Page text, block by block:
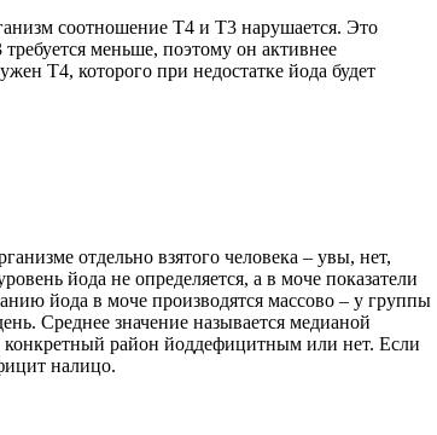
соотношение Т4 и Т3 нарушается. Это
меньше, поэтому он активнее
Т4, которого при недостатке йода будет
отдельно взятого человека – увы, нет,
йода не определяется, а в моче показатели
йода в моче производятся массово – у группы
Среднее значение называется медианой
район йоддефицитным или нет. Если
налицо.